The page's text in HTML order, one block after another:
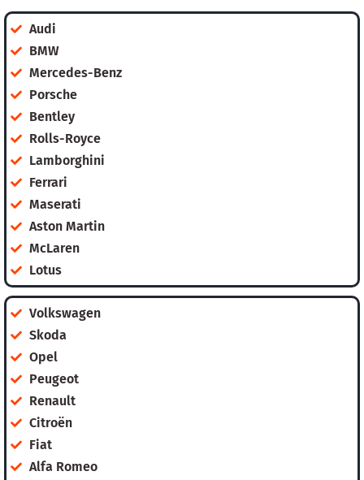
Audi
BMW
Mercedes-Benz
Porsche
Bentley
Rolls-Royce
Lamborghini
Ferrari
Maserati
Aston Martin
McLaren
Lotus
Volkswagen
Skoda
Opel
Peugeot
Renault
Citroën
Fiat
Alfa Romeo